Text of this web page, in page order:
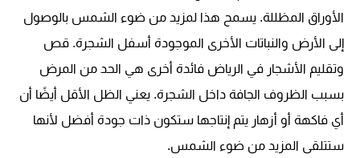
الأوراق المظللة. يسمح هذا لمزيد من ضوء الشمس بالوصول
إلى الأرض والنباتات الأخرى الموجودة أسفل الشجرة. قص
وتقليم الأشجار في الرياض فائدة أخرى هي الحد من المرض
بسبب الظروف الجافة داخل الشجرة. يعني الظل الأقل أيضًا أن
أي فاكهة أو أزهار يتم إنتاجها ستكون ذات جودة أفضل لأنها
ستتلقى المزيد من ضوء الشمس.